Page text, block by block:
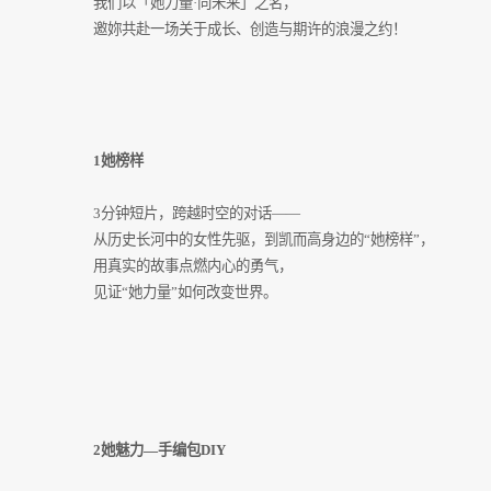
邀妳共赴一场关于成长、创造与期许的浪漫之约！
1她榜样
3分钟短片，跨越时空的对话——
从历史长河中的女性先驱，到凯而高身边的“她榜样”，
用真实的故事点燃内心的勇气，
见证“她力量”如何改变世界。
2她魅力—手编包DIY